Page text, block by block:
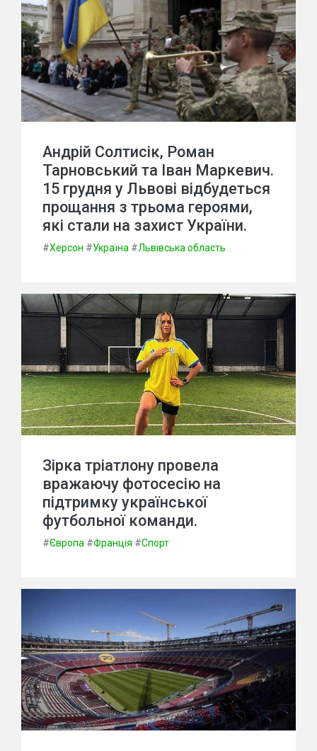
Андрій Солтисік, Роман
Тарновський та Іван Маркевич.
15 грудня у Львові відбудеться
прощання з трьома героями,
які стали на захист України.
#Херсон #Україна #Львівська область
Зірка тріатлону провела
вражаючу фотосесію на
підтримку української
футбольної команди.
#Європа #Франція #Спорт